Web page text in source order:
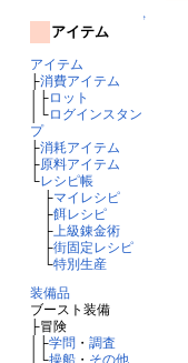
↑
アイテム
アイテム
├消費アイテム
│├ロット
│└ログインスタン
プ
├消耗アイテム
├原料アイテム
└レシピ帳
├マイレシピ
├餌レシピ
├上級錬金術
├街固定レシピ
└特別生産
装備品
ブースト装備
├冒険
│├学問 ・ 調査
│└操船・ その他